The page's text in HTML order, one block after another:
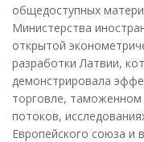
общедоступных
Министерства
открытой
разработки Латвии,
демонстрировала
торговле,
потоков,
Европейского союза и